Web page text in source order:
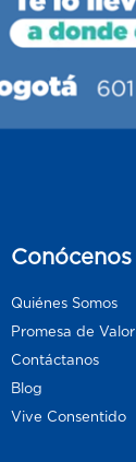
Conócenos
Quiénes Somos
Promesa de Valor
Contáctanos
Blog
Vive Consentido